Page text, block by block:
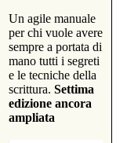
Un agile manuale
per chi vuole avere
sempre a portata di
mano tutti i segreti
e le tecniche della
scrittura. Settima
edizione ancora
ampliata